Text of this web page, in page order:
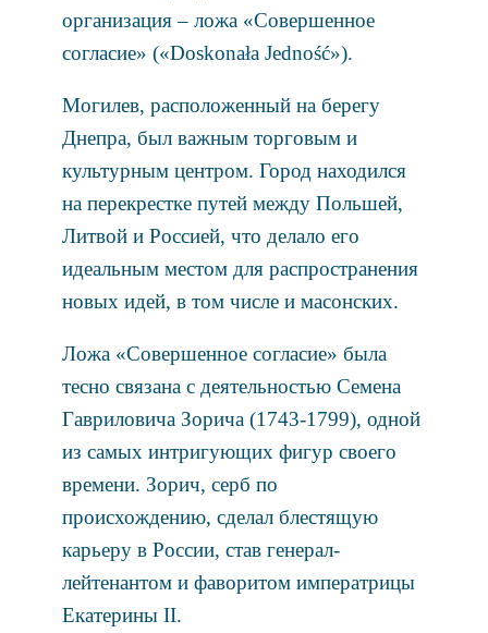
организация – ложа «Совершенное
согласие» («Doskonała Jedność»).
Могилев, расположенный на берегу
Днепра, был важным торговым и
культурным центром. Город находился
на перекрестке путей между Польшей,
Литвой и Россией, что делало его
идеальным местом для распространения
новых идей, в том числе и масонских.
Ложа «Совершенное согласие» была
тесно связана с деятельностью Семена
Гавриловича Зорича (1743-1799), одной
из самых интригующих фигур своего
времени. Зорич, серб по
происхождению, сделал блестящую
карьеру в России, став генерал-
лейтенантом и фаворитом императрицы
Екатерины II.